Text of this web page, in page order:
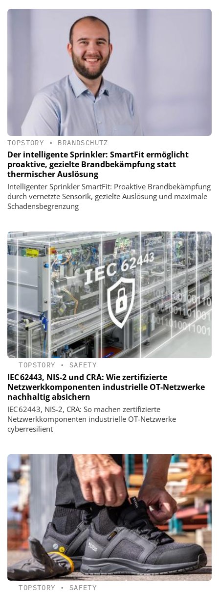
TOPSTORY • BRANDSCHUTZ
Der intelligente Sprinkler: SmartFit ermöglicht
proaktive, gezielte Brandbekämpfung statt
thermischer Auslösung
Intelligenter Sprinkler SmartFit: Proaktive Brandbekämpfung
durch vernetzte Sensorik, gezielte Auslösung und maximale
Schadensbegrenzung
TOPSTORY • SAFETY
IEC 62443, NIS-2 und CRA: Wie zertifizierte
Netzwerkkomponenten industrielle OT-Netzwerke
nachhaltig absichern
IEC 62443, NIS-2, CRA: So machen zertifizierte
Netzwerkkomponenten industrielle OT-Netzwerke
cyberresilient
TOPSTORY • SAFETY